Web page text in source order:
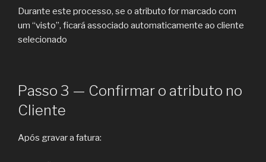
Durante este processo, se o atributo for marcado com
um “visto”, ficará associado automaticamente ao cliente
selecionado
Passo 3 — Confirmar o atributo no
Cliente
Após gravar a fatura: